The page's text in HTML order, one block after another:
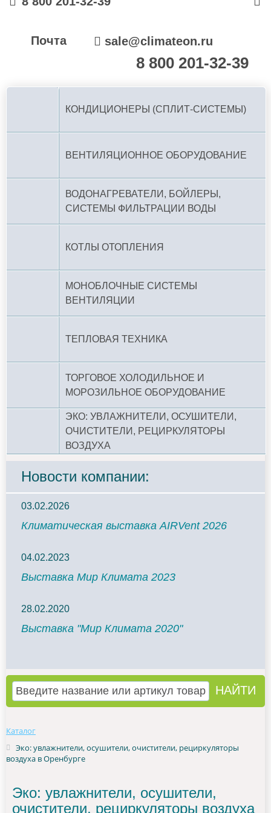
Почта sale@climateon.ru
8 800 201-32-39
КОНДИЦИОНЕРЫ (СПЛИТ-СИСТЕМЫ)
ВЕНТИЛЯЦИОННОЕ ОБОРУДОВАНИЕ
ВОДОНАГРЕВАТЕЛИ, БОЙЛЕРЫ,
СИСТЕМЫ ФИЛЬТРАЦИИ ВОДЫ
КОТЛЫ ОТОПЛЕНИЯ
МОНОБЛОЧНЫЕ СИСТЕМЫ
ВЕНТИЛЯЦИИ
ТЕПЛОВАЯ ТЕХНИКА
ТОРГОВОЕ ХОЛОДИЛЬНОЕ И
МОРОЗИЛЬНОЕ ОБОРУДОВАНИЕ
ЭКО: УВЛАЖНИТЕЛИ, ОСУШИТЕЛИ,
ОЧИСТИТЕЛИ, РЕЦИРКУЛЯТОРЫ
ВОЗДУХА
Новости компании:
03.02.2026
Климатическая выставка AIRVent 2026
04.02.2023
Выставка Мир Климата 2023
28.02.2020
Выставка "Мир Климата 2020"
Каталог
Эко: увлажнители, осушители, очистители, рециркуляторы
воздуха в Оренбурге
Эко: увлажнители, осушители,
очистители, рециркуляторы воздуха